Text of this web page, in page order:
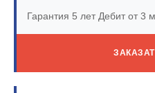
Гарантия 5 летДебит от 3